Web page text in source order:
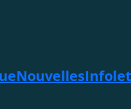
Nouvelles